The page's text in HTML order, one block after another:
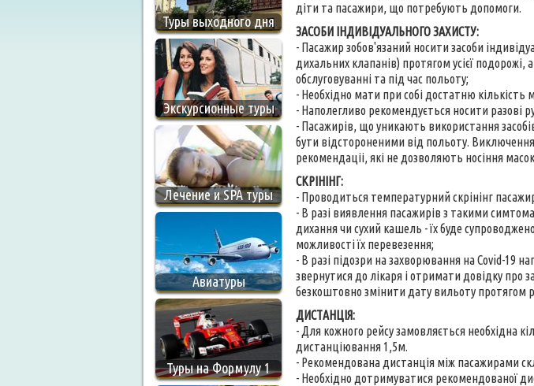
Туры выходного дня
Экскурсионные туры
Лечение и SPA туры
Авиатуры
Туры на Формулу 1
діти та пасажири, що потребують допомоги.
ЗАСОБИ ІНДИВІДУАЛЬНОГО ЗАХИСТУ:
- Пасажир зобов'язаний носити засоби
дихальних клапанів) протягом усієї
обслуговуванні та під час польоту;
- Необхідно мати при собі достатню
- Наполегливо рекомендується носити разові
- Пасажирів, що уникають використання
бути відстороненими від польоту.
рекомендаціі, які не дозволяють носіння масок
СКРІНІНГ:
- Проводиться температурний скрінінг
- В разі виявлення пасажирів з такими
дихання чи сухий кашель - їх буде
можливості їх перевезення;
- В разі підозри на захворювання на Covid-19
звернутися до лікаря і отримати довідку про
безкоштовно змінити дату вильоту протягом
ДИСТАНЦІЯ:
- Для кожного рейсу замовляється необхідна
дистанціювання 1,5м.
- Рекомендована дистанція між пасажирами
- Необхідно дотримуватися рекомендованої